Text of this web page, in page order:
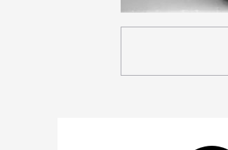
27